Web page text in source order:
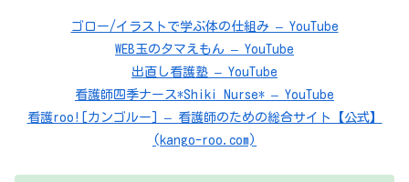
ゴロー/イラストで学ぶ体の仕組み – YouTube
WEB玉のタマえもん – YouTube
出直し看護塾 – YouTube
看護師四季ナース*Shiki Nurse* – YouTube
看護roo![カンゴルー] – 看護師のための総合サイト【公式】
(kango-roo.com)